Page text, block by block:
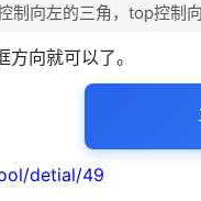
制向左的三角，top控制
向就可以了。
detial/49